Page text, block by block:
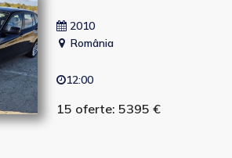
2010
România
12:00
15 oferte: 5395 €